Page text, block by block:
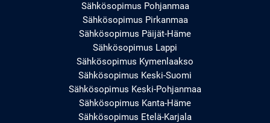
Sähkösopimus Pohjanmaa
Sähkösopimus Pirkanmaa
Sähkösopimus Päijät-Häme
Sähkösopimus Lappi
Sähkösopimus Kymenlaakso
Sähkösopimus Keski-Suomi
Sähkösopimus Keski-Pohjanmaa
Sähkösopimus Kanta-Häme
Sähkösopimus Etelä-Karjala